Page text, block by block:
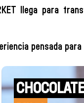
llega para
pensada